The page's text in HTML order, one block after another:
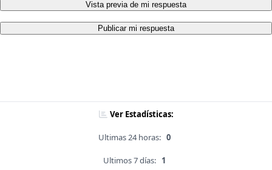
Vista previa de mi respuesta
Publicar mi respuesta
Ver Estadísticas:
Ultimas 24 horas: 0
Ultimos 7 días: 1